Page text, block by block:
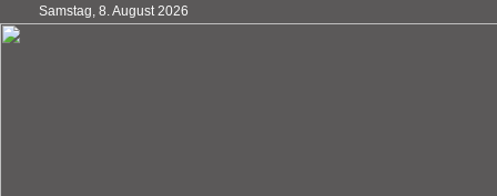
Samstag, 8. August 2026